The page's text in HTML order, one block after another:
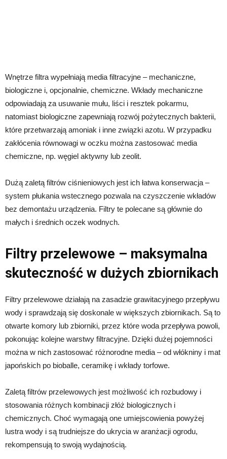
Wnętrze filtra wypełniają media filtracyjne – mechaniczne,
biologiczne i, opcjonalnie, chemiczne. Wkłady mechaniczne
odpowiadają za usuwanie mułu, liści i resztek pokarmu,
natomiast biologiczne zapewniają rozwój pożytecznych bakterii,
które przetwarzają amoniak i inne związki azotu. W przypadku
zakłócenia równowagi w oczku można zastosować media
chemiczne, np. węgiel aktywny lub zeolit.
Dużą zaletą filtrów ciśnieniowych jest ich łatwa konserwacja –
system płukania wstecznego pozwala na czyszczenie wkładów
bez demontażu urządzenia. Filtry te polecane są głównie do
małych i średnich oczek wodnych.
Filtry przelewowe – maksymalna
skuteczność w dużych zbiornikach
Filtry przelewowe działają na zasadzie grawitacyjnego przepływu
wody i sprawdzają się doskonale w większych zbiornikach. Są to
otwarte komory lub zbiorniki, przez które woda przepływa powoli,
pokonując kolejne warstwy filtracyjne. Dzięki dużej pojemności
można w nich zastosować różnorodne media – od włókniny i mat
japońskich po bioballe, ceramikę i wkłady torfowe.
Zaletą filtrów przelewowych jest możliwość ich rozbudowy i
stosowania różnych kombinacji złóż biologicznych i
chemicznych. Choć wymagają one umiejscowienia powyżej
lustra wody i są trudniejsze do ukrycia w aranżacji ogrodu,
rekompensują to swoją wydajnością.